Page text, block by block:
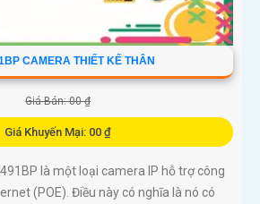
CAMERA THIẾT KẾ THÂN
Giá Bán: 00 ₫
Giá Khuyến Mại: 00 ₫
là một loại camera IP hỗ trợ công
(POE). Điều này có nghĩa là nó có